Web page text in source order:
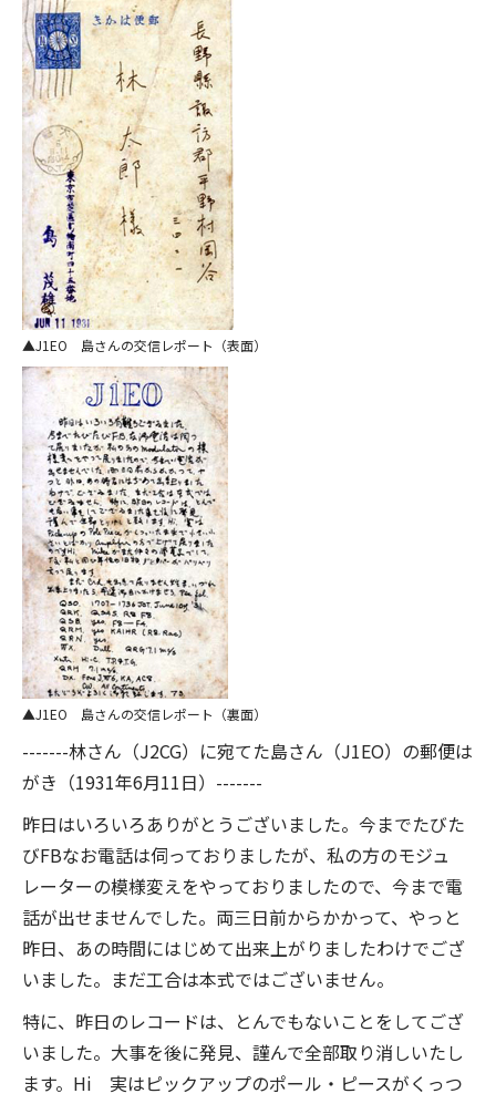
J1EO 島さんの交信レポート（表面）
J1EO 島さんの交信レポート（裏面）
-------林さん（J2CG）に宛てた島さん（J1EO）の郵便は
がき（1931年6月11日）-------
昨日はいろいろありがとうございました。今までたびた
びFBなお電話は伺っておりましたが、私の方のモジュ
レーターの模様変えをやっておりましたので、今まで電
話が出せませんでした。両三日前からかかって、やっと
昨日、あの時間にはじめて出来上がりましたわけでござ
いました。まだ工合は本式ではございません。
特に、昨日のレコードは、とんでもないことをしてござ
いました。大事を後に発見、謹んで全部取り消しいたし
ます。Hi 実はピックアップのポール・ピースがくっつ